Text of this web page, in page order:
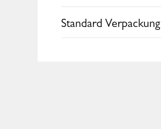
Standard Verpackung